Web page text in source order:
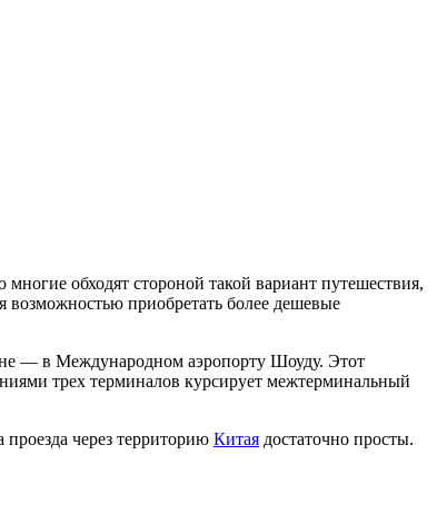
обходят стороной такой вариант путешествия,
возможностью приобретать более дешевые
— в Международном аэропорту Шоуду. Этот
трех терминалов курсирует межтерминальный
через территорию Китая достаточно просты.